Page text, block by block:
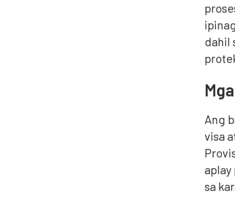
dahil
Ang
visa
aplay
sa